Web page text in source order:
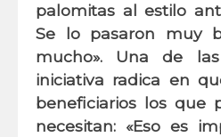
palomitas al estilo
Se lo pasaron muy
mucho». Una de
iniciativa radica en
beneficiarios los que
necesitan: «Eso es